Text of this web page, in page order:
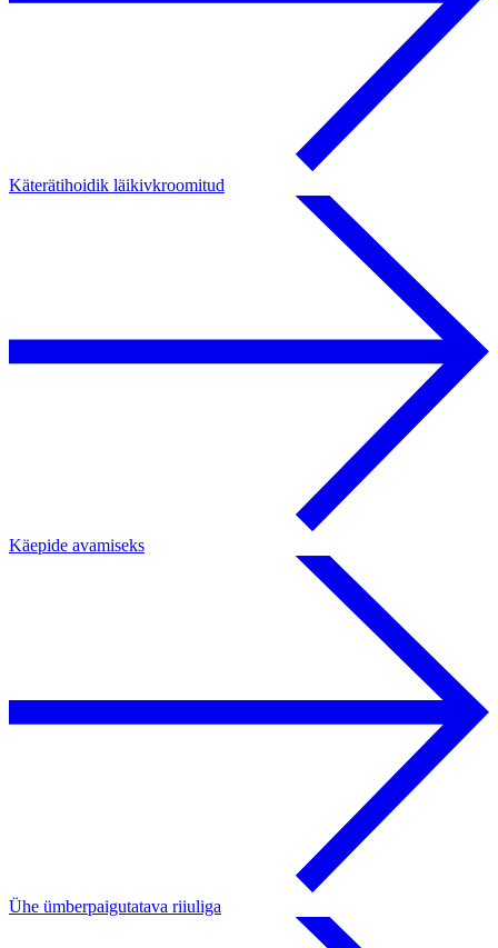
Käterätihoidik läikivkroomitud
Käepide avamiseks
Ühe ümberpaigutatava riiuliga